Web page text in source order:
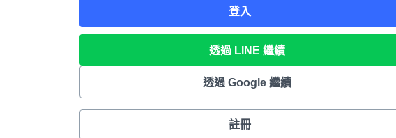
登入
透過 LINE 繼續
透過 Google 繼續
註冊